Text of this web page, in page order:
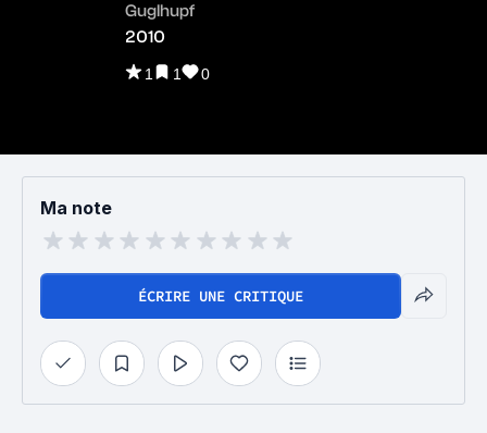
Guglhupf
2010
1 1 0
Ma note
ÉCRIRE UNE CRITIQUE